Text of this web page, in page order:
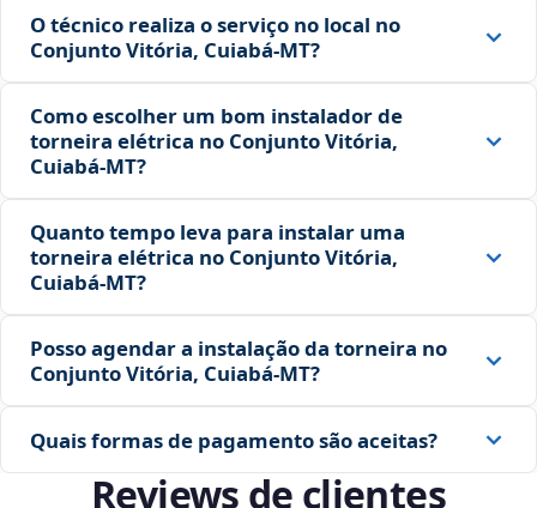
O técnico realiza o serviço no local no
Conjunto Vitória, Cuiabá‑MT?
Como escolher um bom instalador de
torneira elétrica no Conjunto Vitória,
Cuiabá‑MT?
Quanto tempo leva para instalar uma
torneira elétrica no Conjunto Vitória,
Cuiabá‑MT?
Posso agendar a instalação da torneira no
Conjunto Vitória, Cuiabá‑MT?
Quais formas de pagamento são aceitas?
Reviews de clientes